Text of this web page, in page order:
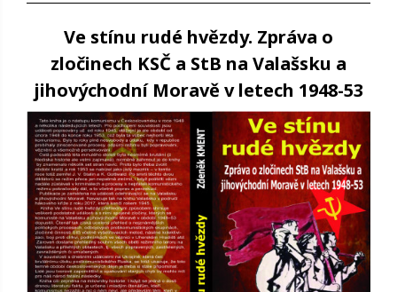
Ve stínu rudé hvězdy. Zpráva o
zločinech KSČ a StB na Valašsku a
jihovýchodní Moravě v letech 1948-53